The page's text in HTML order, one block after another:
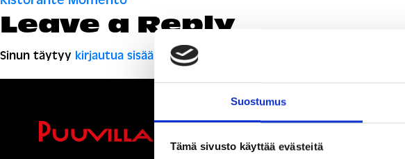
Suostumus
Tämä sivusto käyttää evästeitä
selaus
Leave a Reply
Sinun täytyy kirjautua sisään kommentoidaksesi.